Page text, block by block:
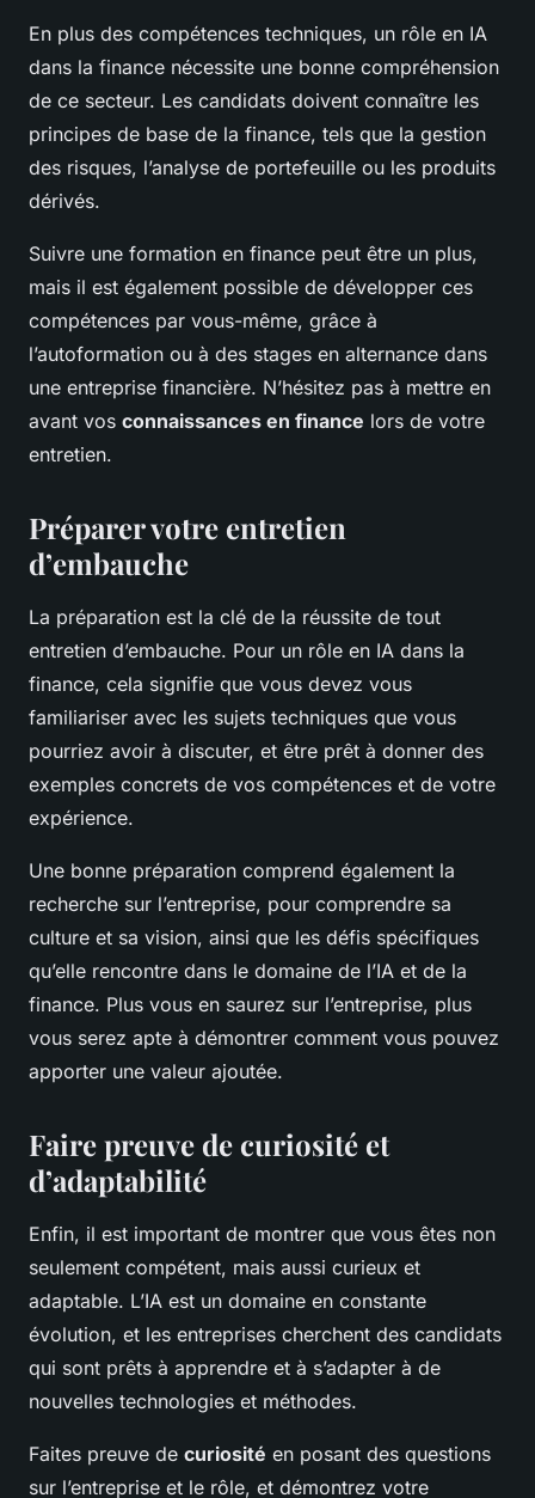
En plus des compétences techniques, un rôle en IA
dans la finance nécessite une bonne compréhension
de ce secteur. Les candidats doivent connaître les
principes de base de la finance, tels que la gestion
des risques, l’analyse de portefeuille ou les produits
dérivés.
Suivre une formation en finance peut être un plus,
mais il est également possible de développer ces
compétences par vous-même, grâce à
l’autoformation ou à des stages en alternance dans
une entreprise financière. N’hésitez pas à mettre en
avant vos connaissances en finance lors de votre
entretien.
Préparer votre entretien
d’embauche
La préparation est la clé de la réussite de tout
entretien d’embauche. Pour un rôle en IA dans la
finance, cela signifie que vous devez vous
familiariser avec les sujets techniques que vous
pourriez avoir à discuter, et être prêt à donner des
exemples concrets de vos compétences et de votre
expérience.
Une bonne préparation comprend également la
recherche sur l’entreprise, pour comprendre sa
culture et sa vision, ainsi que les défis spécifiques
qu’elle rencontre dans le domaine de l’IA et de la
finance. Plus vous en saurez sur l’entreprise, plus
vous serez apte à démontrer comment vous pouvez
apporter une valeur ajoutée.
Faire preuve de curiosité et
d’adaptabilité
Enfin, il est important de montrer que vous êtes non
seulement compétent, mais aussi curieux et
adaptable. L’IA est un domaine en constante
évolution, et les entreprises cherchent des candidats
qui sont prêts à apprendre et à s’adapter à de
nouvelles technologies et méthodes.
Faites preuve de curiosité en posant des questions
sur l’entreprise et le rôle, et démontrez votre